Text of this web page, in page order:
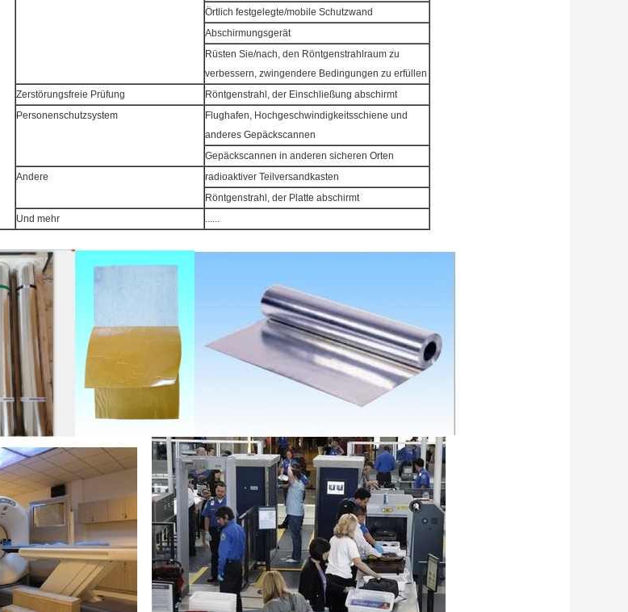
Örtlich festgelegte/mobile Schutzwand
Abschirmungsgerät
Rüsten Sie/nach, den Röntgenstrahlraum zu
verbessern, zwingendere Bedingungen zu erfüllen
Zerstörungsfreie Prüfung
Röntgenstrahl, der Einschließung abschirmt
Personenschutzsystem
Flughafen, Hochgeschwindigkeitsschiene und
anderes Gepäckscannen
Gepäckscannen in anderen sicheren Orten
Andere
radioaktiver Teilversandkasten
Röntgenstrahl, der Platte abschirmt
Und mehr
......